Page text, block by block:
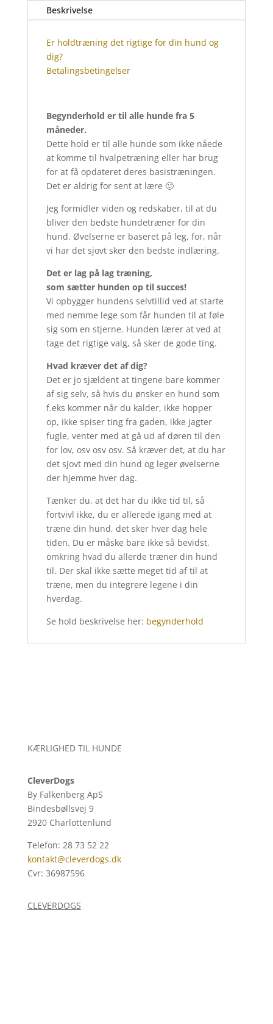
Beskrivelse
Er holdtræning det rigtige for din hund og
dig?
Betalingsbetingelser
Begynderhold er til alle hunde fra 5
måneder.
Dette hold er til alle hunde som ikke nåede
at komme til hvalpetræning eller har brug
for at få opdateret deres basistræningen.
Det er aldrig for sent at lære 🙂
Jeg formidler viden og redskaber, til at du
bliver den bedste hundetræner for din
hund. Øvelserne er baseret på leg, for, når
vi har det sjovt sker den bedste indlæring.
Det er lag på lag træning,
som sætter hunden op til succes!
Vi opbygger hundens selvtillid ved at starte
med nemme lege som får hunden til at føle
sig som en stjerne. Hunden lærer at ved at
tage det rigtige valg, så sker de gode ting.
Hvad kræver det af dig?
Det er jo sjældent at tingene bare kommer
af sig selv, så hvis du ønsker en hund som
f.eks kommer når du kalder, ikke hopper
op, ikke spiser ting fra gaden, ikke jagter
fugle, venter med at gå ud af døren til den
for lov, osv osv osv. Så kræver det, at du har
det sjovt med din hund og leger øvelserne
der hjemme hver dag.
Tænker du, at det har du ikke tid til, så
fortvivl ikke, du er allerede igang med at
træne din hund, det sker hver dag hele
tiden. Du er måske bare ikke så bevidst,
omkring hvad du allerde træner din hund
til. Der skal ikke sætte meget tid af til at
træne, men du integrere legene i din
hverdag.
Se hold beskrivelse her: begynderhold
KÆRLIGHED TIL HUNDE
CleverDogs
By Falkenberg ApS
Bindesbøllsvej 9
2920 Charlottenlund
Telefon: 28 73 52 22
kontakt@cleverdogs.dk
Cvr: 36987596
CLEVERDOGS